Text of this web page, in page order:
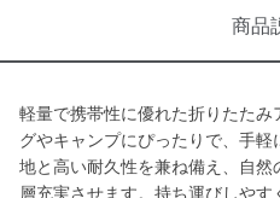
商品
軽量で携帯性に優れた折りたた
グやキャンプにぴったりで、手
地と高い耐久性を兼ね備え、自
層充実させます。持ち運びしや